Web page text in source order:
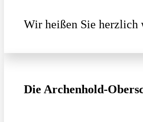
Wir heißen Sie
Die Archenhold-